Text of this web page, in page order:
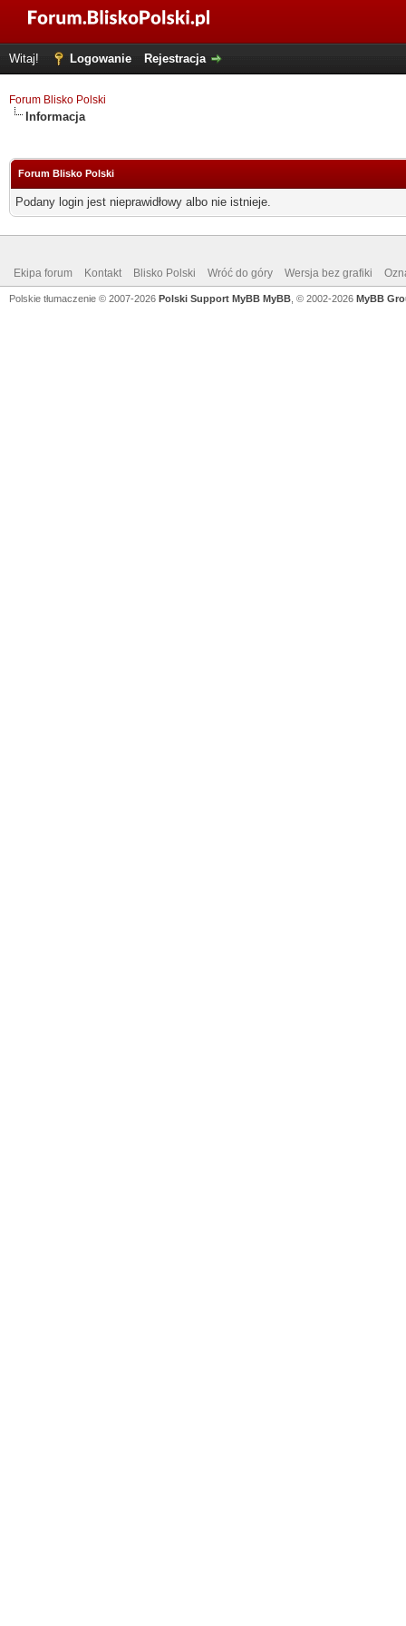
Witaj! Logowanie Rejestracja
Forum Blisko Polski
Informacja
Forum Blisko Polski
Podany login jest nieprawidłowy albo nie istnieje.
Ekipa forum Kontakt Blisko Polski Wróć do góry Wersja bez grafiki
Polskie tłumaczenie © 2007-2026 Polski Support MyBB MyBB , © 2002-2026 MyBB